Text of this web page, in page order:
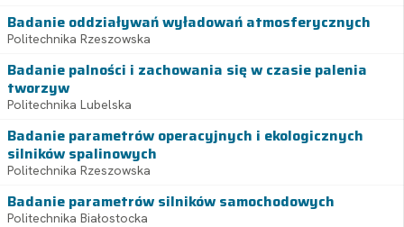
Badanie oddziaływań wyładowań atmosferycznych
Politechnika Rzeszowska
Badanie palności i zachowania się w czasie palenia
tworzyw
Politechnika Lubelska
Badanie parametrów operacyjnych i ekologicznych
silników spalinowych
Politechnika Rzeszowska
Badanie parametrów silników samochodowych
Politechnika Białostocka